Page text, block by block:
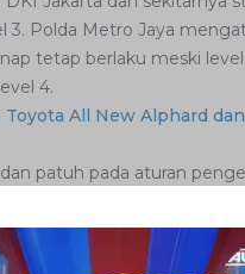
3. Polda Metro Jaya
tetap berlaku meski
4.
Toyota All New Alphard
patuh pada aturan
Anda juga perlu
masker, dan
menggunakan mobil